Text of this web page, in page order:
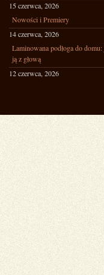
15 czerwca, 2026
Nowości i Premiery
14 czerwca, 2026
Laminowana podłoga do
ją z głową
12 czerwca, 2026